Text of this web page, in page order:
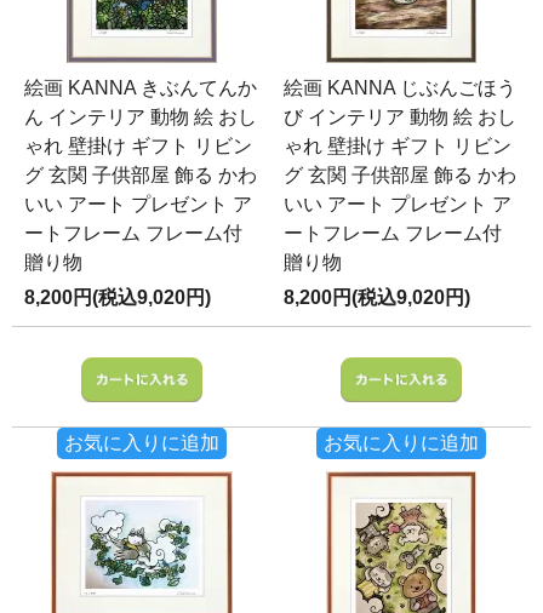
絵画 KANNA きぶんてんか
ん インテリア 動物 絵 おし
ゃれ 壁掛け ギフト リビン
グ 玄関 子供部屋 飾る かわ
いい アート プレゼント ア
ートフレーム フレーム付
贈り物
8,200円(税込9,020円)
お気に入りに追加
絵画 KANNA じぶんごほう
び インテリア 動物 絵 おし
ゃれ 壁掛け ギフト リビン
グ 玄関 子供部屋 飾る かわ
いい アート プレゼント ア
ートフレーム フレーム付
贈り物
8,200円(税込9,020円)
お気に入りに追加